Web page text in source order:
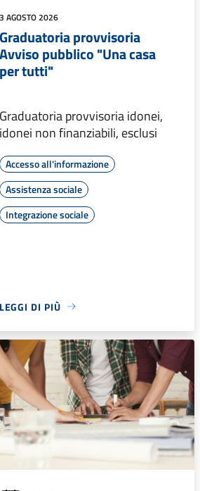
AGOSTO 2026
provvisoria
pubblico "Una casa
tutti"
provvisoria idonei,
non finanziabili, esclusi
Accesso all'informazione
Assistenza sociale
Integrazione sociale
DI PIÙ